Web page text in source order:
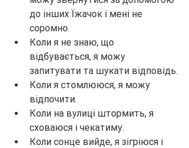
до інших Їжачок і мені не
соромно.
Коли я не знаю, що
відбувається, я можу
запитувати та шукати відповідь.
Коли я стомлююся, я можу
відпочити.
Коли на вулиці штормить, я
сховаюся і чекатиму.
Коли сонце вийде, я зігріюся і